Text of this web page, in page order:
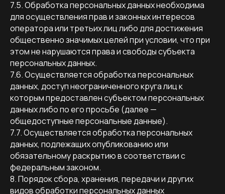
7.5. Обработка персональных данных необходима
для осуществления прав и законных интересов
оператора или третьих лиц либо для достижения
общественно значимых целей при условии, что при
этом не нарушаются права и свободы субъекта
персональных данных.
7.6. Осуществляется обработка персональных
данных, доступ неограниченного круга лиц к
которым предоставлен субъектом персональных
данных либо по его просьбе (далее —
общедоступные персональные данные).
7.7. Осуществляется обработка персональных
данных, подлежащих опубликованию или
обязательному раскрытию в соответствии с
федеральным законом.
8. Порядок сбора, хранения, передачи и других
видов обработки персональных данных